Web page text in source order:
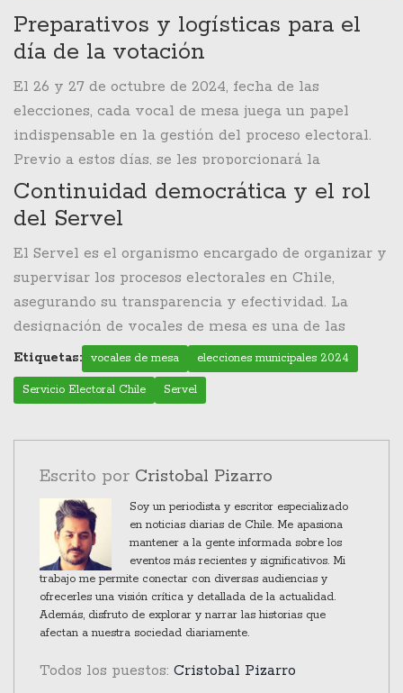
Preparativos y logísticas para el
día de la votación
El 26 y 27 de octubre de 2024, fecha de las
elecciones, cada vocal de mesa juega un papel
indispensable en la gestión del proceso electoral.
Previo a estos días, se les proporcionará la
capacitación necesaria para que puedan
desempeñar correctamente sus funciones,
ambiente seguro y ordenado. El rol del vocal no
solo implica estar presente el día de la votación,
sino también asistir a reuniones preparatorias para
familiarizarse con la logística y protocolos del
proceso. Estas reuniones son clave para que,
cuando llegue el día, todo se desempeñe con
fluidez.
Continuidad democrática y el rol
del Servel
El Servel es el organismo encargado de organizar y
supervisar los procesos electorales en Chile,
asegurando su transparencia y efectividad. La
designación de vocales de mesa es una de las
muchas acciones que realiza para garantizar que
las elecciones se lleven a cabo de manera justa.
Además de esta responsabilidad, el Servel
ciudadana. Al final, la posibilidad de consultar y
excusarse de ser vocal es solo una parte del
sistema mucho más extenso destinado a organizar
elecciones libres y justas.
Etiquetas: vocales de mesa elecciones municipales 2024
Servicio Electoral Chile Servel
Escrito por Cristobal Pizarro
Soy un periodista y escritor especializado
en noticias diarias de Chile. Me apasiona
mantener a la gente informada sobre los
eventos más recientes y significativos. Mi
trabajo me permite conectar con diversas audiencias y
ofrecerles una visión crítica y detallada de la actualidad.
Además, disfruto de explorar y narrar las historias que
afectan a nuestra sociedad diariamente.
Todos los puestos: Cristobal Pizarro